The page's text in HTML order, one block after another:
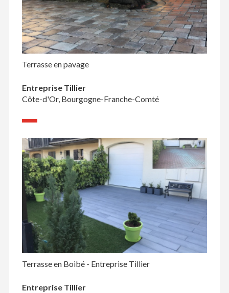
Terrasse en pavage
Entreprise Tillier
Côte-d'Or, Bourgogne-Franche-Comté
Terrasse en Boibé - Entreprise Tillier
Entreprise Tillier